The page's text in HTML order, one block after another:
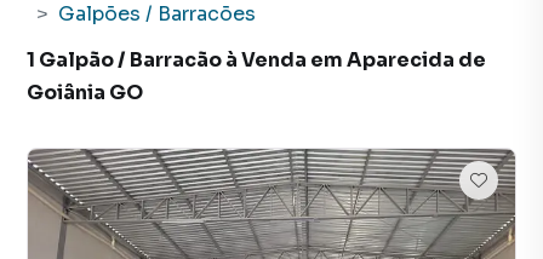
Galpões / Barracões
1 Galpão / Barracão à Venda em Aparecida de
Goiânia GO